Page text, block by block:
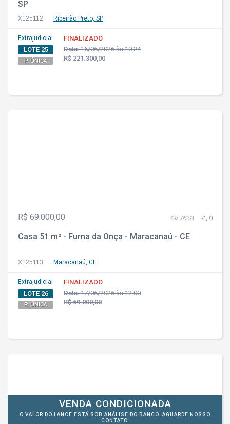
SP
X125112 Ribeirão Preto, SP
Extrajudicial
LOTE 25
P. ÚNICA
FINALIZADO
Data:16/06/2026 às 10:24
R$ 221.300,00
R$ 69.000,00 7638 0
Casa 51 m² - Furna da Onça - Maracanaú - CE
X125113 Maracanaú, CE
Extrajudicial
LOTE 26
P. ÚNICA
FINALIZADO
Data:17/06/2026 às 12:00
R$ 69.000,00
VENDA CONDICIONADA
O VALOR DO LANCE ESTÁ SOB ANÁLISE DO BANCO. AGUARDE NOSSO
CONTATO.